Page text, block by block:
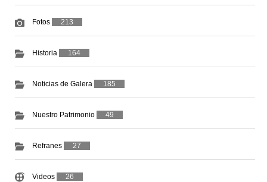
Fotos 213
Historia 164
Noticias de Galera 185
Nuestro Patrimonio 49
Refranes 27
Videos 26